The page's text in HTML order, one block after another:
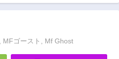
MFゴースト, Mf Ghost